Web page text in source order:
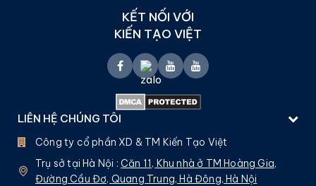
KẾT NỐI VỚI
KIẾN TẠO VIỆT
LIÊN HỆ CHÚNG TÔI
Công ty cổ phần XD & TM Kiến Tạo Việt
Trụ sở tại Hà Nội : Căn 11, Khu nhà ở TM Hoàng Gia,
Đường Cầu Đơ, Quang Trung, Hà Đông, Hà Nội